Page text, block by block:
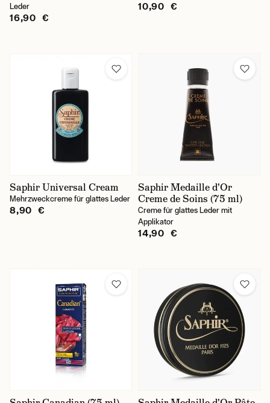
Leder
16,90 €
10,90 €
Saphir Universal Cream
Mehrzweckcreme für glattes Leder
8,90 €
Saphir Medaille d'Or
Creme de Soins (75 ml)
Creme für glattes Leder mit
Applikator
14,90 €